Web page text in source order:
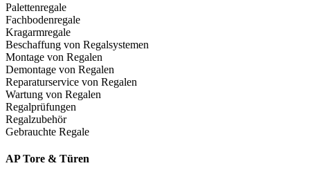
Palettenregale
Fachbodenregale
Kragarmregale
Beschaffung von Regalsystemen
Montage von Regalen
Demontage von Regalen
Reparaturservice von Regalen
Wartung von Regalen
Regalprüfungen
Regalzubehör
Gebrauchte Regale
AP Tore & Türen